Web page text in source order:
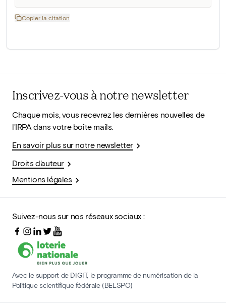
Copier la citation
Inscrivez-vous à notre newsletter
Chaque mois, vous recevrez les dernières nouvelles de
l'IRPA dans votre boîte mails.
En savoir plus sur notre newsletter
Droits d'auteur
Mentions légales
Suivez-nous sur nos réseaux sociaux :
Avec le support de DIGIT, le programme de numérisation de la
Politique scientifique fédérale (BELSPO)